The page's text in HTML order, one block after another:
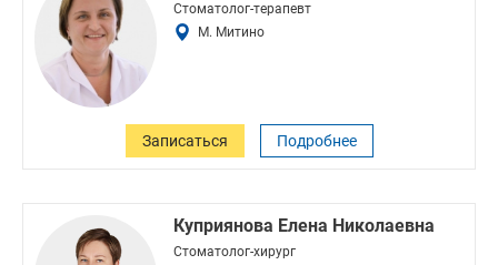
Стоматолог-терапевт
М. Митино
Записаться Подробнее
Куприянова Елена Николаевна
Стоматолог-хирург